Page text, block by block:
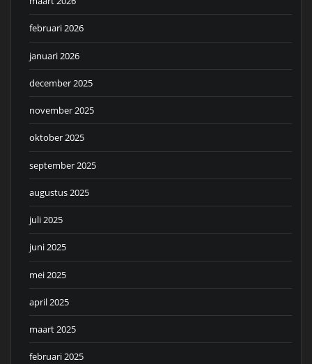
februari 2026
januari 2026
december 2025
november 2025
oktober 2025
september 2025
augustus 2025
juli 2025
juni 2025
mei 2025
april 2025
maart 2025
februari 2025